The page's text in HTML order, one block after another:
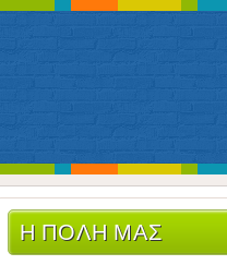
Η ΠΟΛΗ ΜΑΣ